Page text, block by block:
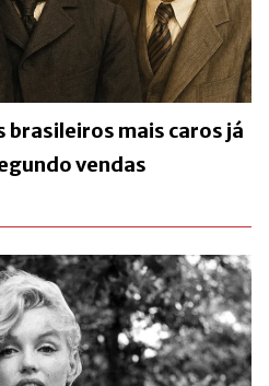
brasileiros mais caros já
vendas